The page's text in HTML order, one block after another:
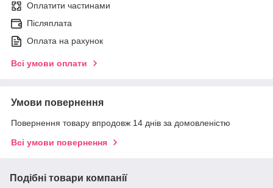
Оплатити частинами
Післяплата
Оплата на рахунок
Всі умови оплати
Умови повернення
Повернення товару впродовж 14 днів за домовленістю
Всі умови повернення
Подібні товари компанії